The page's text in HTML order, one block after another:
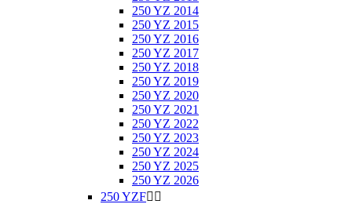
250 YZ 2014
250 YZ 2015
250 YZ 2016
250 YZ 2017
250 YZ 2018
250 YZ 2019
250 YZ 2020
250 YZ 2021
250 YZ 2022
250 YZ 2023
250 YZ 2024
250 YZ 2025
250 YZ 2026
250 YZF 